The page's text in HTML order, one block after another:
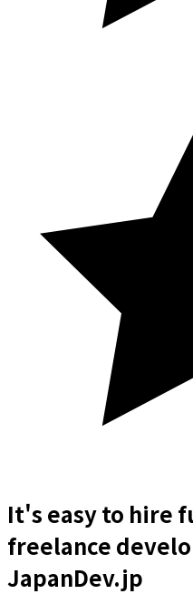
It's easy to hire
freelance
JapanDev.jp